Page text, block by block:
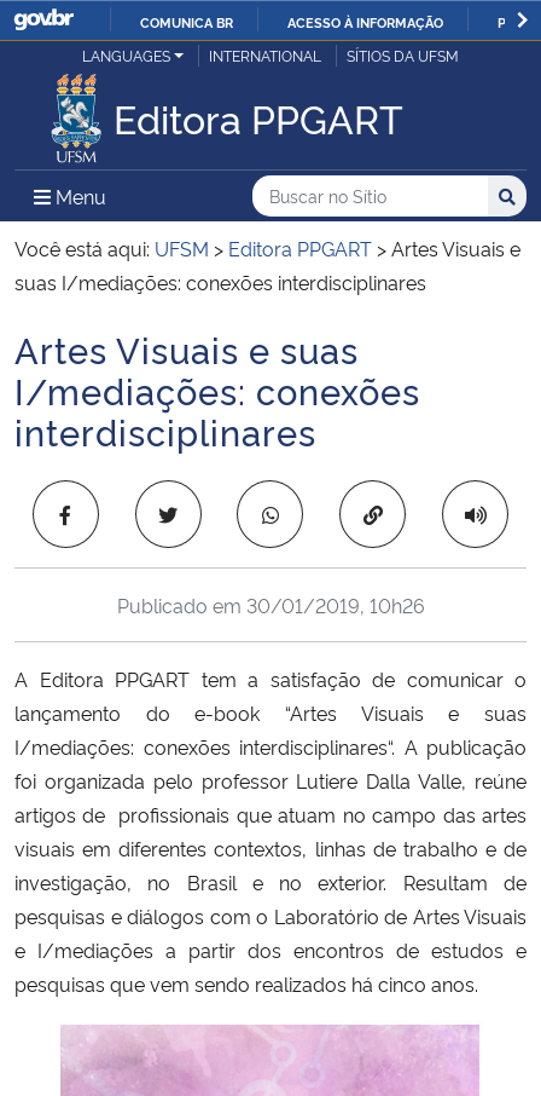
IR
O
COMUNICA BR ACESSO À INFORMAÇÃO
Ministério da Justiça e Segurança Pública
Ministério da Defesa
Ministério das Relações Exteriores
Ministério da Infraestrutura
Ministério da Agricultura, Pecuária e Abastecimento
Ministério da Educação
Ministério de Minas e Energia
Ministério da Ciência, Tecnologia, Inovações e Comunicações
Ministério do Meio Ambiente
Ministério do Turismo
Ministério do Desenvolvimento Regional
Ministério da Mulher, da Família e dos Direitos Humanos
LANGUAGES INTERNATIONAL SÍTIOS DA UFSM
Editora PPGART
Menu Menu Principal do Sítio
Busca
Buscar no no Sítio
Busca:
Você está aqui: UFSM > Editora PPGART >Artes Visuais e
suas I/mediações: conexões interdisciplinares
Início do conteúdo
Artes Visuais e suas
I/mediações: conexões
interdisciplinares
Copiar para área
Publicado em 30/01/2019, 10h26
A Editora PPGART tem a satisfação de comunicar o
lançamento do e-book “Artes Visuais e suas
I/mediações: conexões interdisciplinares“. A publicação
foi organizada pelo professor Lutiere Dalla Valle, reúne
artigos de profissionais que atuam no campo das artes
visuais em diferentes contextos, linhas de trabalho e de
investigação, no Brasil e no exterior. Resultam de
pesquisas e diálogos com o Laboratório de Artes Visuais
e I/mediações a partir dos encontros de estudos e
pesquisas que vem sendo realizados há cinco anos.